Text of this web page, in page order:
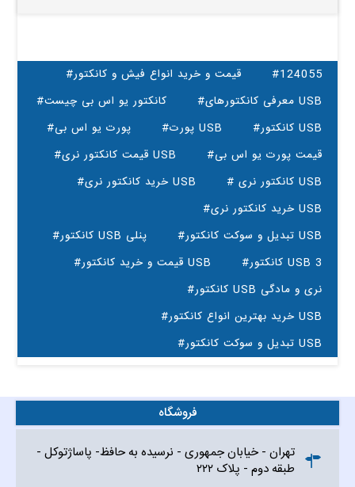
#124055
#قیمت و خرید انواع فیش و کانکتور
#معرفی کانکتورهای USB
#کانکتور یو اس بی چیست
#کانکتور USB
#پورت USB
#پورت یو اس بی
#قیمت پورت یو اس بی
#قیمت کانکتور نری USB
# کانکتور نری USB
#خرید کانکتور نری USB
#خرید کانکتور نری USB
#تبدیل و سوکت کانکتور USB
#کانکتور USB پنلی
#کانکتور USB 3
#قیمت و خرید کانکتور USB
#کانکتور USB نری و مادگی
#خرید بهترین انواع کانکتور USB
#تبدیل و سوکت کانکتور USB
فروشگاه
تهران - خیابان جمهوری - نرسیده به حافظ- پاساژتوکل -
طبقه دوم - پلاک ۲۲۲